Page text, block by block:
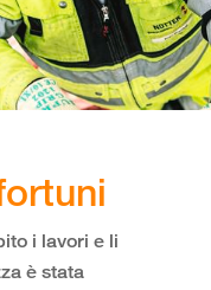
i lavori e li
è stata